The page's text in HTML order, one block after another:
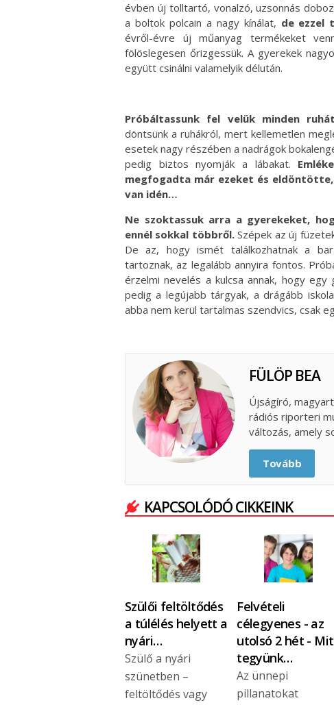
évben új tolltartó, vonalzó, uzsonnás
a boltok polcain a nagy kínálat, de ezzel
évről-évre új műanyag termékeket
fölöslegesen őrizgessük. A gyerekek
együtt csinálni valamelyik délután.
Próbáltassunk fel velük minden
döntsünk a ruhákról, mert kellemetlen
esetek nagy részében a nadrágok
pedig biztos nyomják a lábakat.
megfogadta már ezeket és
van idén…
Ne szoktassuk arra a gyerekeket,
ennél sokkal többről.Szépek az új
De az, hogy ismét találkozhatnak a
tartoznak, az legalább annyira fontos.
érzelmi nevelés a kulcsa annak, hogy
pedig a legújabb tárgyak, a drágább
abba nem kerül tartalmas szendvics, csak
FÜLÖP BEA
Újságíró,
rádiós riporteri
változás, amely
Tovább
KAPCSOLÓDÓ CIKKEINK
Szülői feltöltődés
a túlélés helyett a
nyári…
Szülő a nyári
szünetben –
feltöltődés vagy
Felvételi
célegyenes - az
utolsó 2 hét - Mit
tegyünk…
Az ünnepi
pillanatokat